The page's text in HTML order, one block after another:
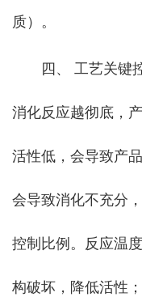
质）。
四、 工艺关键
消化反应越彻底，
活性低，会导致产
会导致消化不充分
控制比例。反应温
构破坏，降低活性